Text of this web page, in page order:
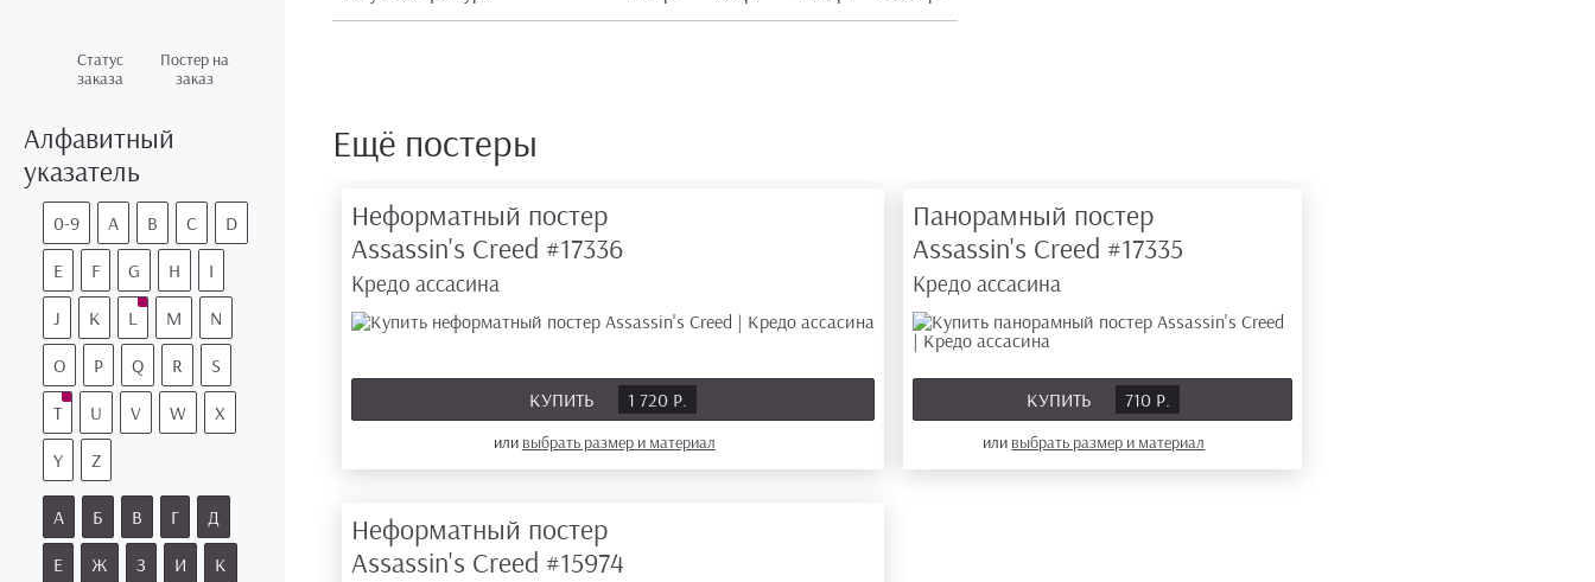
Статус
заказа
Постер на
заказ
Алфавитный
указатель
0-9 A B C
D
E
F G H
I
J
K L M
N
O
P Q R
S
T
U V W
X
Y
Z
А Б В Г
Д
Е
Ж З И
К
Ещё постеры
Неформатный постер
Assassin's Creed #17336
Кредо ассасина
КУПИТЬ 1 720 Р.
или выбрать размер и материал
Панорамный постер
Assassin's Creed #17335
Кредо ассасина
КУПИТЬ 710 Р.
или выбрать размер и материал
Неформатный постер
Assassin's Creed #15974